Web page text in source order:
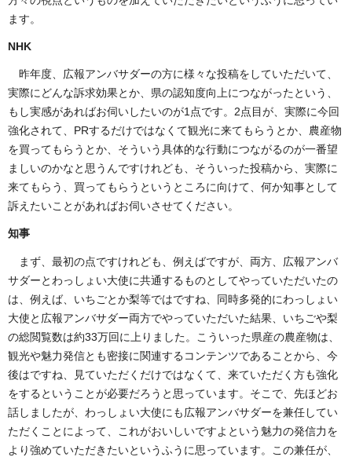
ます。
NHK
昨年度、広報アンバサダーの方に様々な投稿をしていただいて、
実際にどんな訴求効果とか、県の認知度向上につながったという、
もし実感があればお伺いしたいのが1点です。2点目が、実際に今回
強化されて、PRするだけではなくて観光に来てもらうとか、農産物
を買ってもらうとか、そういう具体的な行動につながるのが一番望
ましいのかなと思うんですけれども、そういった投稿から、実際に
来てもらう、買ってもらうというところに向けて、何か知事として
訴えたいことがあればお伺いさせてください。
知事
まず、最初の点ですけれども、例えばですが、両方、広報アンバ
サダーとわっしょい大使に共通するものとしてやっていただいたの
は、例えば、いちごとか梨等ではですね、同時多発的にわっしょい
大使と広報アンバサダー両方でやっていただいた結果、いちごや梨
の総閲覧数は約33万回に上りました。こういった県産の農産物は、
観光や魅力発信とも密接に関連するコンテンツであることから、今
後はですね、見ていただくだけではなくて、来ていただく方も強化
をするということが必要だろうと思っています。そこで、先ほどお
話しましたが、わっしょい大使にも広報アンバサダーを兼任してい
ただくことによって、これがおいしいですよという魅力の発信力を
より強めていただきたいというふうに思っています。この兼任が、